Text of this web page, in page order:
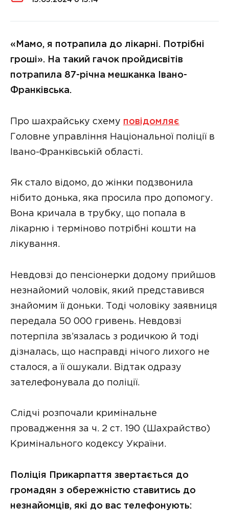
«Мамо, я потрапила до лікарні. Потрібні
гроші». На такий гачок пройдисвітів
потрапила 87-річна мешканка Івано-
Франківська.
Про шахрайську схему повідомляє
Головне управління Національної поліції в
Івано-Франківській області.
Як стало відомо, до жінки подзвонила
нібито донька, яка просила про допомогу.
Вона кричала в трубку, що попала в
лікарню і терміново потрібні кошти на
лікування.
Невдовзі до пенсіонерки додому прийшов
незнайомий чоловік, який представився
знайомим її доньки. Тоді чоловіку заявниця
передала 50 000 гривень. Невдовзі
потерпіла зв’язалась з родичкою й тоді
дізналась, що насправді нічого лихого не
сталося, а її ошукали. Відтак одразу
зателефонувала до поліції.
Слідчі розпочали кримінальне
провадження за ч. 2 ст. 190 (Шахрайство)
Кримінального кодексу України.
Поліція Прикарпаття звертається до
громадян з обережністю ставитись до
незнайомців, які до вас телефонують: